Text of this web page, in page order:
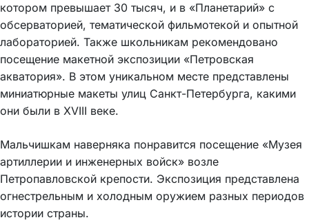
котором превышает 30 тысяч, и в «Планетарий» с
обсерваторией, тематической фильмотекой и опытной
лабораторией. Также школьникам рекомендовано
посещение макетной экспозиции «Петровская
акватория». В этом уникальном месте представлены
миниатюрные макеты улиц Санкт-Петербурга, какими
они были в XVIII веке.
Мальчишкам наверняка понравится посещение «Музея
артиллерии и инженерных войск» возле
Петропавловской крепости. Экспозиция представлена
огнестрельным и холодным оружием разных периодов
истории страны.